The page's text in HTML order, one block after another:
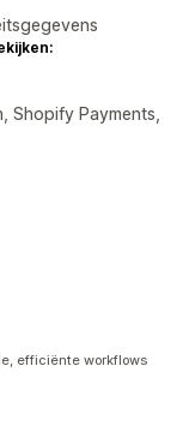
Shopify Payments,
efficiënte workflows